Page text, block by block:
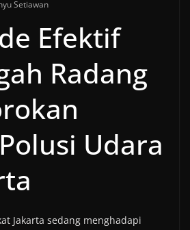
Setiawan
Efektif
Radang
Udara
Jakarta sedang menghadapi